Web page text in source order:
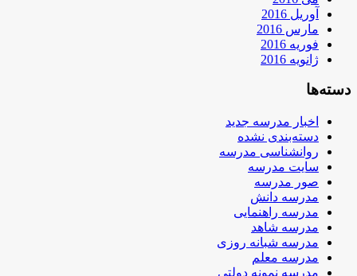
آوریل 2016
مارس 2016
فوریه 2016
ژانویه 2016
دسته‌ها
اخبار مدرسه جدید
دسته‌بندی نشده
روانشناسی مدرسه
سایت مدرسه
صور مدرسه
مدرسه دانش
مدرسه راهنمایی
مدرسه شاهد
مدرسه شبانه روزی
مدرسه معلم
مدرسه نمونه دولتی